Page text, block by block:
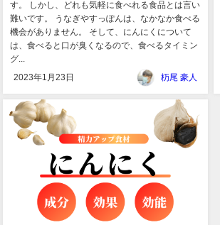
す。 しかし、どれも気軽に食べれる食品とは言い
難いです。 うなぎやすっぽんは、なかなか食べる
機会がありません。 そして、にんにくについて
は、食べると口が臭くなるので、食べるタイミン
グ...
2023年1月23日 杤尾 豪人